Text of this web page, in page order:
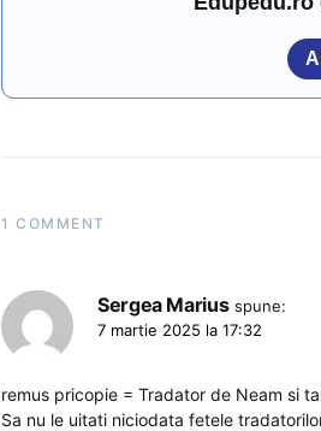
1 COMMENT
Sergea Marius spune:
7 martie 2025 la 17:32
remus pricopie = Tradator de Neam si
Sa nu le uitati niciodata fetele